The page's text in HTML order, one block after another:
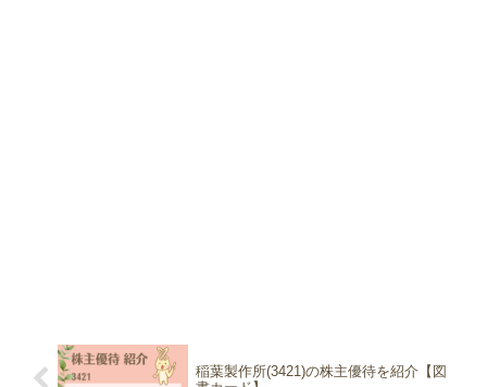
稲葉製作所(3421)の株主優待を紹介【図